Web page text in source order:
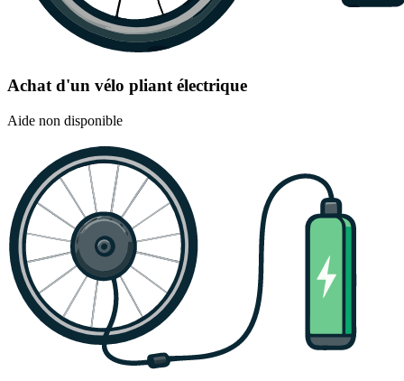
Achat d'un vélo pliant électrique
Aide non disponible